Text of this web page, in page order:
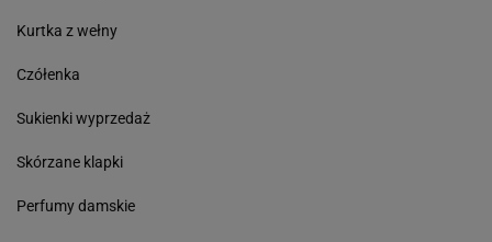
Kurtka z wełny
Czółenka
Sukienki wyprzedaż
Skórzane klapki
Perfumy damskie